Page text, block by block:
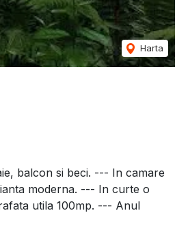
Harta
balcon si beci. --- In camare
moderna. --- In curte o
utila 100mp. --- Anul